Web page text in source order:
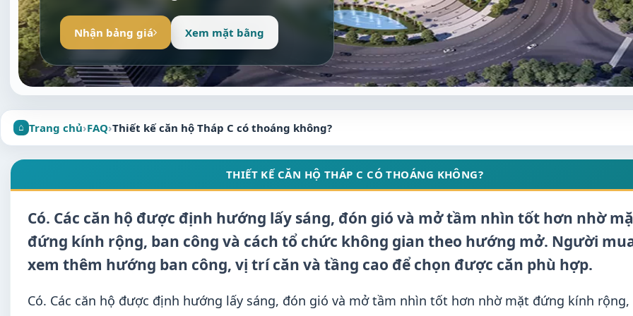
Nhận bảng giá Xem mặt bằng
Trang chủ›FAQ›Thiết kế căn hộ Tháp C có thoáng không?
THIẾT KẾ CĂN HỘ THÁP C CÓ THOÁNG KHÔNG?
Có. Các căn hộ được định hướng lấy sáng, đón gió và mở tầm nhìn tốt hơn nhờ
đứng kính rộng, ban công và cách tổ chức không gian theo hướng mở. Người
xem thêm hướng ban công, vị trí căn và tầng cao để chọn được căn phù hợp.
Có. Các căn hộ được định hướng lấy sáng, đón gió và mở tầm nhìn tốt hơn nhờ mặt đứng kính rộng,